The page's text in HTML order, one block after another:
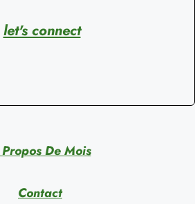
let's connect
De Mois
Contact